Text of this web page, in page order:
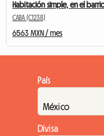
CABA (C1238)
6563 MXN / mes
País
Divisa